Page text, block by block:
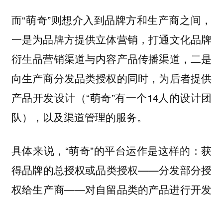
而“萌奇”则想介入到品牌方和生产商之间，
一是为品牌方提供立体营销，打通文化品牌
衍生品营销渠道与内容产品传播渠道，二是
向生产商分发品类授权的同时，为后者提供
产品开发设计（“萌奇”有一个14人的设计团
队），以及渠道管理的服务。
具体来说，“萌奇”的平台运作是这样的：获
得品牌的总授权或品类授权——分发部分授
权给生产商——对自留品类的产品进行开发